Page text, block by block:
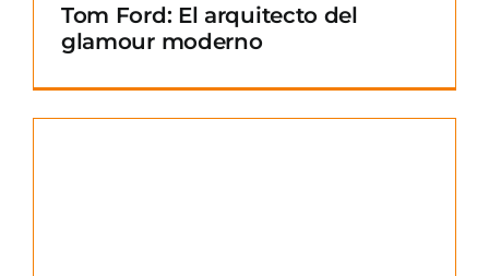
Tom Ford: El arquitecto del
glamour moderno